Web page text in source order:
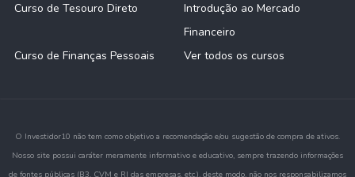
Curso de Tesouro Direto
Introdução ao Mercado
Financeiro
Curso de Finanças Pessoais
Ver todos os cursos
O Investidor10 não tem como objetivo a recomendação e/ou sugestão de compra de ativos.
Nosso site possui caráter meramente informativo e educativo, sempre trazendo informações
de fontes públicas (B3, CVM e RI das empresas, etc.), deste modo, não nos responsabilizamos